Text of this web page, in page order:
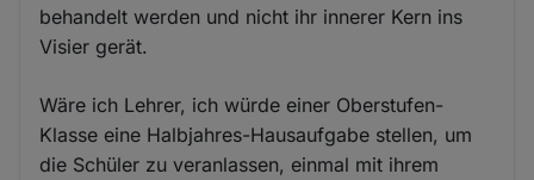
behandelt werden und nicht ihr innerer Kern ins
Visier gerät.
Wäre ich Lehrer, ich würde einer Oberstufen-
Klasse eine Halbjahres-Hausaufgabe stellen, um
die Schüler zu veranlassen, einmal mit ihrem